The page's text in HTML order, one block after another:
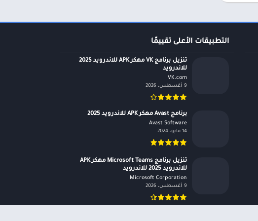
التطبيقات الأعلى تقييمًا
تنزيل برنامج VK مهكر APK للاندرويد 2025
للاندرويد
VK.com‏
9 أغسطس، 2026
برنامج Avast مهكر APK للاندرويد 2025
Avast Software‏
14 مايو، 2024
تنزيل برنامج Microsoft Teams مهكر APK
للاندرويد 2025 للاندرويد
Microsoft Corporation‏
9 أغسطس، 2026